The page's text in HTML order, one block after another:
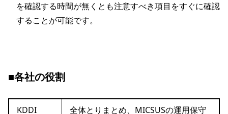
を確認する時間が無くとも注意すべき項目をすぐに確認
することが可能です。
■各社の役割
KDDI
全体とりまとめ、MICSUSの運用保守